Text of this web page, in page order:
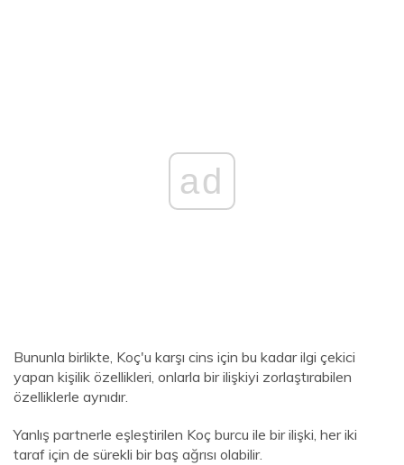
ad
Bununla birlikte, Koç'u karşı cins için bu kadar ilgi çekici
yapan kişilik özellikleri, onlarla bir ilişkiyi zorlaştırabilen
özelliklerle aynıdır.
Yanlış partnerle eşleştirilen Koç burcu ile bir ilişki, her iki
taraf için de sürekli bir baş ağrısı olabilir.